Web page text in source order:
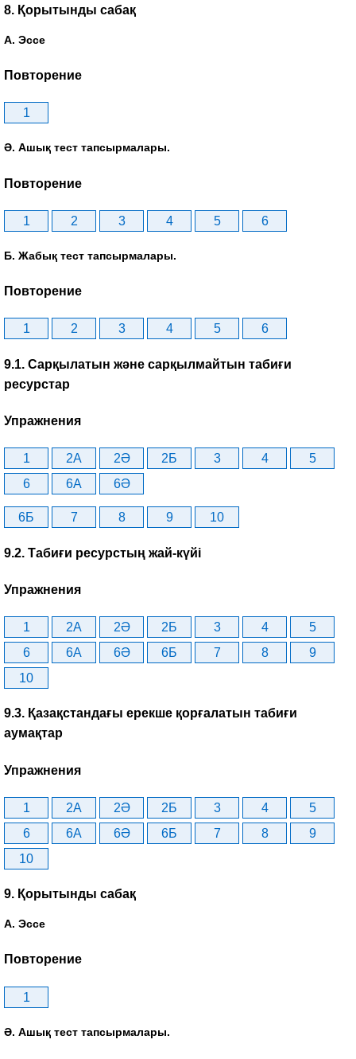
8. Қорытынды сабақ
А. Эссе
Повторение
1
Ә. Ашық тест тапсырмалары.
Повторение
1 2 3 4 5 6
Б. Жабық тест тапсырмалары.
Повторение
1 2 3 4 5 6
9.1. Сарқылатын және сарқылмайтын табиғи
ресурстар
Упражнения
1 2A 2Ә 2Б 3 4
5
6
6A 6Ә
6Б 7 8 9 10
9.2. Табиғи ресурстың жай-күйі
Упражнения
1 2A 2Ә 2Б 3 4
5
6
6A 6Ә 6Б 7 8
9
10
9.3. Қазақстандағы ерекше қорғалатын табиғи
аумақтар
Упражнения
1 2A 2Ә 2Б 3 4
5
6
6A 6Ә 6Б 7 8
9
10
9. Қорытынды сабақ
А. Эссе
Повторение
1
Ә. Ашық тест тапсырмалары.